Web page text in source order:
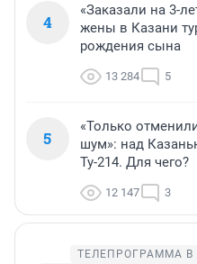
4
«Заказали на 3-
жены в Казани
рождения сына
13 284 5
5
«Только
шум»: над
Ту-214. Для чего?
12 147 3
ТЕЛЕПРОГРАММА В